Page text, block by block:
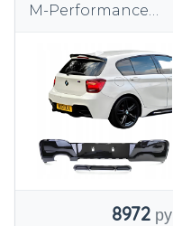
M-Performance
черный глянцевый
(2015–2019) 00-
8972